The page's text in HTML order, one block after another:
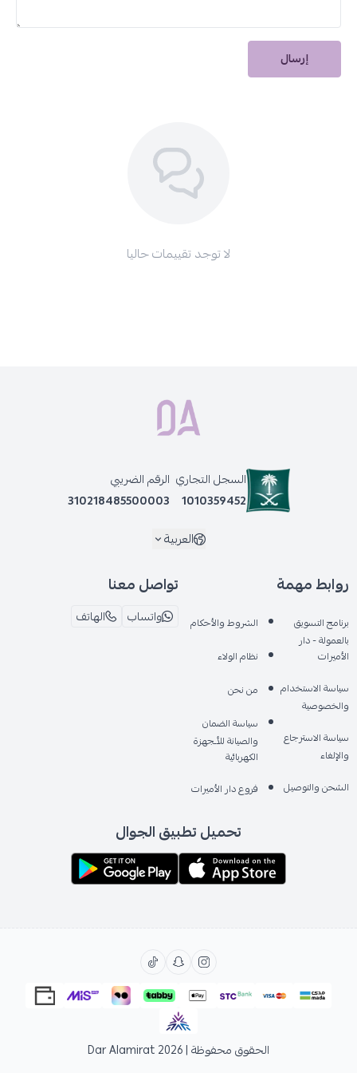
امسحيها بقطعة قماش ناعمة أو رطبة.
استخدمي منظفكِ المعتاد إذا لزم الأمر.
إرسال
لا توجد تقييمات حاليا
السجل التجاري
1010359452
الرقم الضريبي
310218485500003
العربية
روابط مهمة
برنامج التسويق
بالعمولة - دار
الأميرات
سياسة الاستخدام
والخصوصية
سياسة الاسترجاع
والإلغاء
الشحن والتوصيل
الشروط والأحكام
نظام الولاء
من نحن
سياسة الضمان
والصيانة للأـجهزة
الكهربائية
فروع دار الأميرات
تواصل معنا
واتساب الهاتف
تحميل تطبيق الجوال
الحقوق محفوظة | 2026 Dar Alamirat